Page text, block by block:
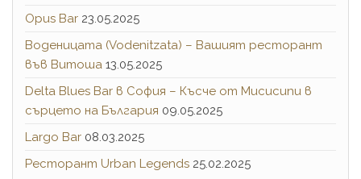
Opus Bar 23.05.2025
Воденицата (Vodenitzata) – Вашият ресторант
във Витоша 13.05.2025
Delta Blues Bar в София – Късче от Мисисипи в
сърцето на България 09.05.2025
Largo Bar 08.03.2025
Ресторант Urban Legends 25.02.2025